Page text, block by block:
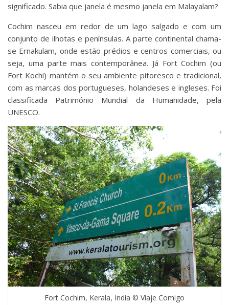
significado. Sabia que janela é mesmo janela em Malayalam?
Cochim nasceu em redor de um lago salgado e com um
conjunto de ilhotas e penínsulas. A parte continental chama-
se Ernakulam, onde estão prédios e centros comerciais, ou
seja, uma parte mais contemporânea. Já Fort Cochim (ou
Fort Kochi) mantém o seu ambiente pitoresco e tradicional,
com as marcas dos portugueses, holandeses e ingleses. Foi
classificada Património Mundial da Humanidade, pela
UNESCO.
Fort Cochim, Kerala, India © Viaje Comigo